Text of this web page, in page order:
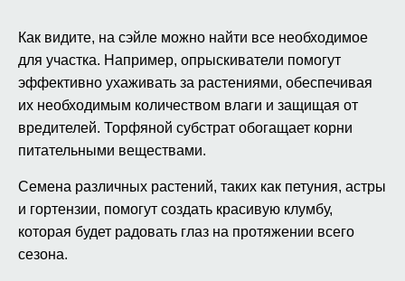
Как видите, на сэйле можно найти все необходимое
для участка. Например, опрыскиватели помогут
эффективно ухаживать за растениями, обеспечивая
их необходимым количеством влаги и защищая от
вредителей. Торфяной субстрат обогащает корни
питательными веществами.
Семена различных растений, таких как петуния, астры
и гортензии, помогут создать красивую клумбу,
которая будет радовать глаз на протяжении всего
сезона.